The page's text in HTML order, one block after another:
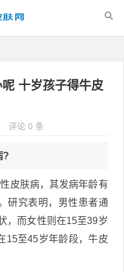
十岁孩子得牛皮
评论 0 条
?
皮肤病，其发病年龄有
研究表明，男性患者通
，而女性则在15至39岁
15至45岁年龄段，牛皮